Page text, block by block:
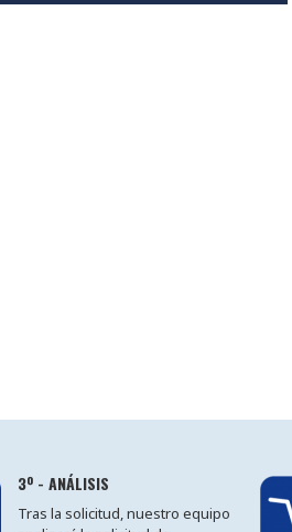
3º - ANÁLISIS
Tras la solicitud, nuestro equipo